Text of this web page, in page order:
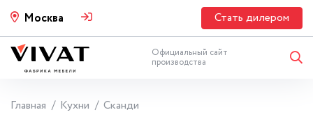
Москва Стать дилером
Официальный сайт
производства
Главная Кухни Сканди